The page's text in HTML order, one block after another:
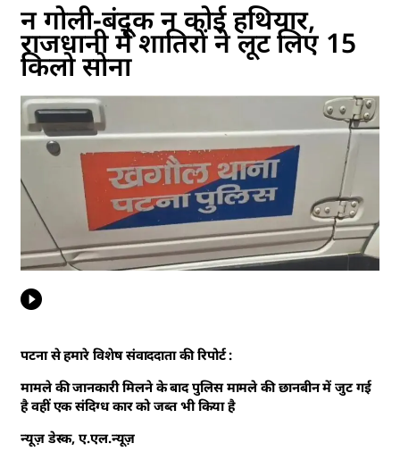
न गोली-बंदूक न कोई हथियार,
राजधानी में शातिरों ने लूट लिए 15
किलो सोना
पटना से हमारे विशेष संवाददाता की रिपोर्ट :
मामले की जानकारी मिलने के बाद पुलिस मामले की छानबीन में जुट गई
है वहीं एक संदिग्ध कार को जब्त भी किया है
न्यूज़ डेस्क, ए.एल.न्यूज़